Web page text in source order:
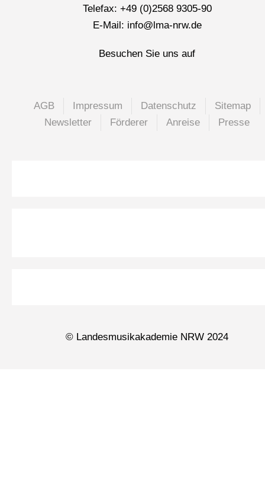
Telefax: +49 (0)2568 9305-90
E-Mail: info@lma-nrw.de
Besuchen Sie uns auf
AGB Impressum Datenschutz
Sitemap
Newsletter
Förderer Anreise Presse
© Landesmusikakademie NRW 2024